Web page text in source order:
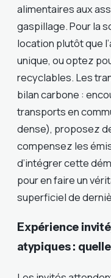
alimentaires aux
gaspillage. Pour la
location plutôt que
unique, ou optez
recyclables. Les
bilan carbone :
transports en
dense), proposez
compensez les
d’intégrer cette
pour en faire un
superficiel de
Expérience
atypiques :